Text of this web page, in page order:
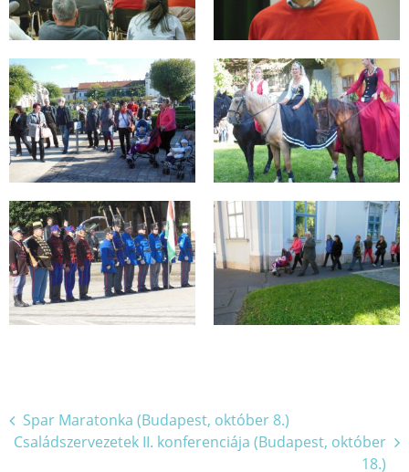
Bejegyzés
navigáció
Spar Maratonka (Budapest, október 8.)
Családszervezetek II. konferenciája (Budapest, október
18.)